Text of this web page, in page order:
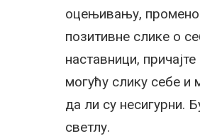
оцењивању,
позитивне слике о
наставници,
могућу слику себе и
да ли су несигурни.
светлу.